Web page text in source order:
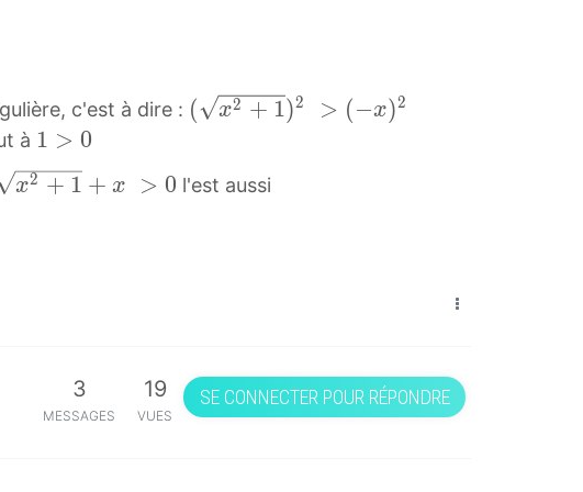
c'est à dire : (
+
−
x
( x2 + 1)2 > (−x)2
à 1
>
1 > 0
x2 + 1 + x > 0 l'est aussi
3
MESSAGES
19
VUES
SE CONNECTER POUR RÉPONDRE